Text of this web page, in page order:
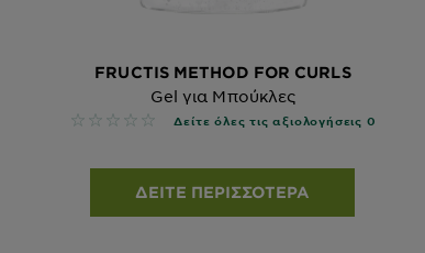
FRUCTIS METHOD FOR CURLS
Gel για Μπούκλες
No reviews Δείτε όλες τις αξιολογήσεις 0
ΔΕΊΤΕ ΠΕΡΙΣΣΌΤΕΡΑ